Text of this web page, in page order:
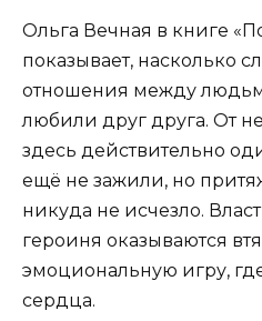
Ольга Вечная в книге
показывает, насколько
отношения между
любили друг друга. От
здесь действительно
ещё не зажили, но
никуда не исчезло.
героиня оказываются
эмоциональную игру,
сердца.